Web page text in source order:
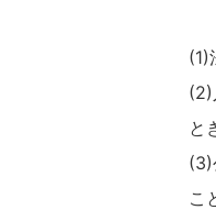
(1)
(2)
と
(3)
こ